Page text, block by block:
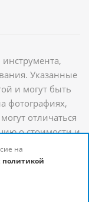
Указанные
и могут быть
фотографиях,
отличаться
о стоимости и
у наших
на
политикой